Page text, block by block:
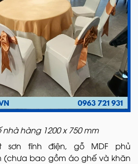
hàng 1200 x 750 mm
tĩnh điện, gỗ MDF phủ
(chưa bao gồm áo ghế và khăn